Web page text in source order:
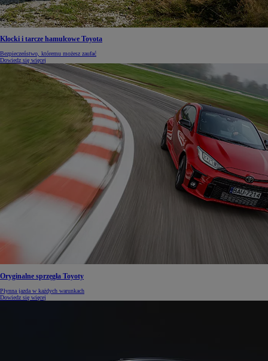
Klocki i tarcze hamulcowe Toyota
Bezpieczeństwo, któremu możesz zaufać
Dowiedz się więcej
Oryginalne sprzęgła Toyoty
Płynna jazda w każdych warunkach
Dowiedz się więcej